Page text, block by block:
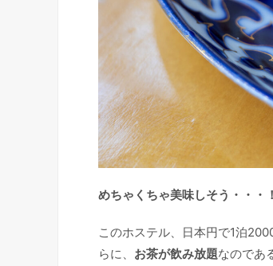
めちゃくちゃ美味しそう・・・
このホステル、日本円で1泊
らに、 お茶が飲み放題なのであ